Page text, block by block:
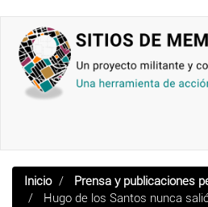
contenido
principal
Inicio
Prensa y publicaciones
Hugo de los Santos nunca